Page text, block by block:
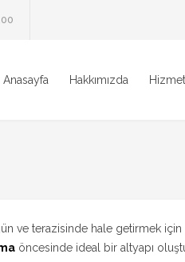
Anasayfa Hakkımızda
ve terazisinde hale getirmek için
öncesinde ideal bir altyapı